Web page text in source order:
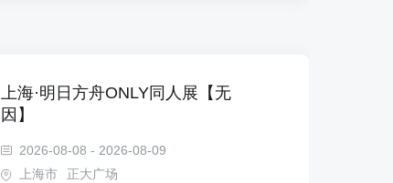
上海·明日方舟ONLY同人展【无
因】
2026-08-08 - 2026-08-09
上海市
正大广场